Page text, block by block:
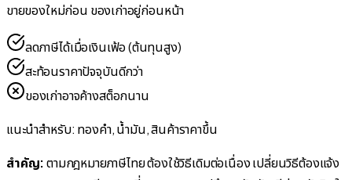
ขายของใหม่ก่อน ของเก่าอยู่ก่อนหน้า
ลดภาษีได้เมื่อเงินเฟ้อ (ต้นทุนสูง)
สะท้อนราคาปัจจุบันดีกว่า
ของเก่าอาจค้างสต็อกนาน
แนะนำสำหรับ: ทองคำ, น้ำมัน, สินค้าราคาขึ้น
สำคัญ:ตามกฎหมายภาษีไทย ต้องใช้วิธีเดิมต่อเนื่อง เปลี่ยนวิธีต้องแจ้ง